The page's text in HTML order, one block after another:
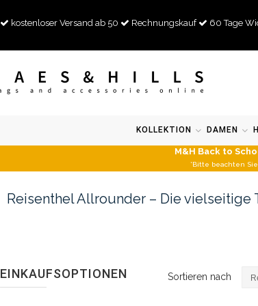
kostenloser Versand ab 50 Rechnungskauf 60 Tage
KOLLEKTION DAMEN
M&H Back to
*Bitte beachten
Reisenthel Allrounder – Die vielseitige
Sortieren nach
EINKAUFSOPTIONEN